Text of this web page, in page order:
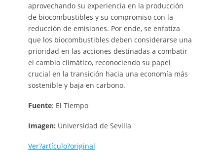
aprovechando su experiencia en la producción
de biocombustibles y su compromiso con la
reducción de emisiones. Por ende, se enfatiza
que los biocombustibles deben considerarse una
prioridad en las acciones destinadas a combatir
el cambio climático, reconociendo su papel
crucial en la transición hacia una economía más
sostenible y baja en carbono.
Fuente: El Tiempo
Imagen: Universidad de Sevilla
Ver?artículo?original